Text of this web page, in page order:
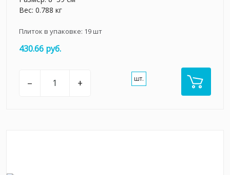
Вес: 0.788 кг
Плиток в упаковке: 19шт
430.66 руб.
– + шт.